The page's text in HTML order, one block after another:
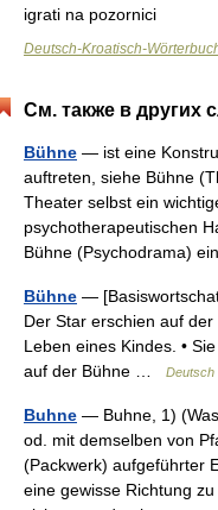
igrati na pozornici
Deutsch-Kroatisch-
См. также в других
Bühne — ist eine
auftreten, siehe Bühne
Theater selbst ein
psychotherapeutischen
Bühne (Psychodrama)
Bühne —
Der Star erschien auf
Leben eines Kindes. •
auf der Bühne …
Deutsch
Buhne — Buhne, 1)
od. mit demselben von
(Packwerk) aufgeführter
eine gewisse Richtung